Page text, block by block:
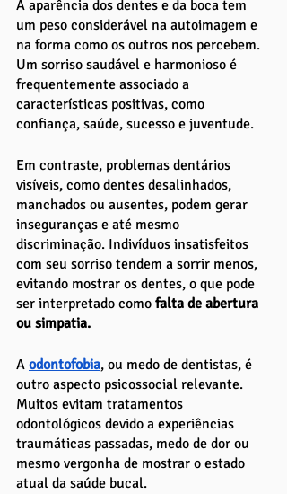
A aparência dos dentes e da boca tem
um peso considerável na autoimagem e
na forma como os outros nos percebem.
Um sorriso saudável e harmonioso é
frequentemente associado a
características positivas, como
confiança, saúde, sucesso e juventude.
Em contraste, problemas dentários
visíveis, como dentes desalinhados,
manchados ou ausentes, podem gerar
inseguranças e até mesmo
discriminação. Indivíduos insatisfeitos
com seu sorriso tendem a sorrir menos,
evitando mostrar os dentes, o que pode
ser interpretado como falta de abertura
ou simpatia.
A odontofobia, ou medo de dentistas, é
outro aspecto psicossocial relevante.
Muitos evitam tratamentos
odontológicos devido a experiências
traumáticas passadas, medo de dor ou
mesmo vergonha de mostrar o estado
atual da saúde bucal.